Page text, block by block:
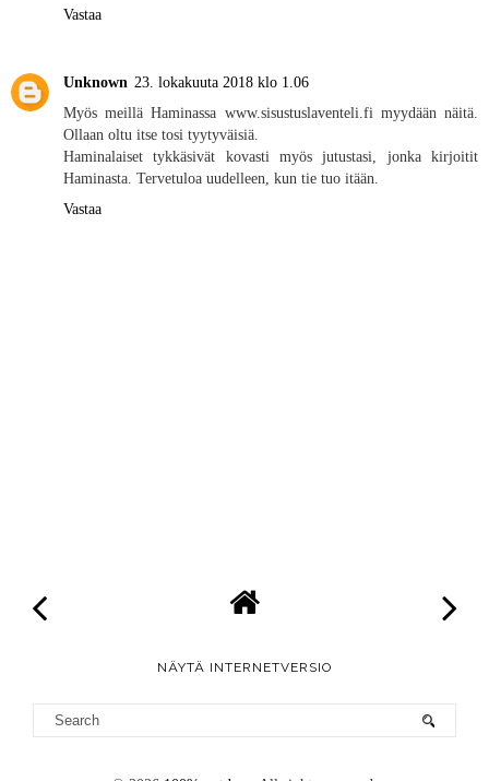
Vastaa
Unknown 23. lokakuuta 2018 klo 1.06
Myös meillä Haminassa www.sisustuslaventeli.fi myydään näitä.
Ollaan oltu itse tosi tyytyväisiä.
Haminalaiset tykkäsivät kovasti myös jutustasi, jonka kirjoitit
Haminasta. Tervetuloa uudelleen, kun tie tuo itään.
Vastaa
NÄYTÄ INTERNETVERSIO